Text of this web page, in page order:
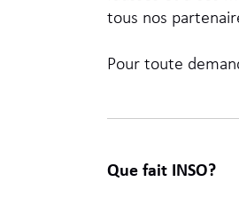
tous nos
Pour toute
Que fait INSO?